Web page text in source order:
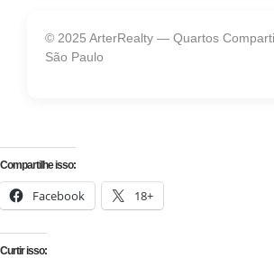
© 2025 ArterRealty — Quartos
São Paulo
Compartilhe isso:
Facebook 18+
Curtir isso: